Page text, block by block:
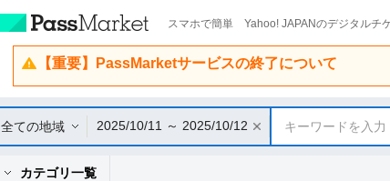
スマホで簡単 Yahoo! JAPANのデジタルチ
【重要】PassMarketサービスの終了について
全ての地域 2025/10/11 ～ 2025/10/12 キーワードを入力
カテゴリ一覧